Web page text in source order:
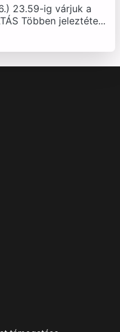
23.59-ig várjuk a
Többen jeleztéte...